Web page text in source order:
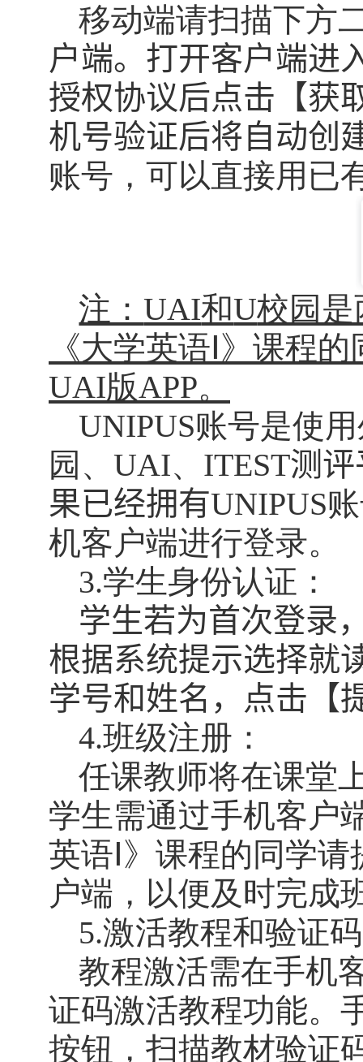
移动端请扫描下方
户端。打开客户端进
授权协议后点击【获
机号验证后将自动创
账号，可以直接用已
注：UAI和U校园
《大学英语Ⅰ》课程
UAI版APP。
UNIPUS账号是使
园、 UAI、 ITEST测
果已经拥有UNIPUS
机客户端进行登录。
3.学生身份认证：
学生若为首次登录
根据系统提示选择就
学号和姓名，点击【
4.班级注册：
任课教师将在课堂
学生需通过手机客户
英语Ⅰ》课程的同学
户端，以便及时完成
5.激活教程和验证
教程激活需在手机
证码激活教程功能。
按钮，扫描教材验证